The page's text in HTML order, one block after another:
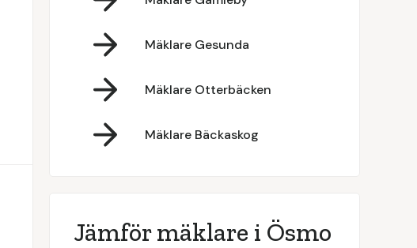
Mäklare Gesunda
Mäklare Otterbäcken
Mäklare Bäckaskog
Jämför mäklare i Ösmo